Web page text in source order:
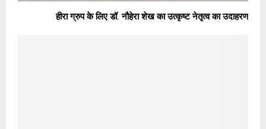
हीरा ग्रुप के लिए डॉ. नौहेरा शेख का उत्कृष्ट नेतृत्व का उदाहरण